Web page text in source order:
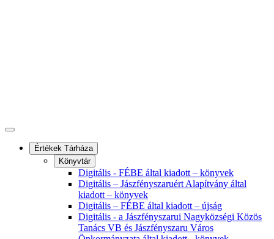
Értékek Tárháza
Könyvtár
Digitális - FÉBE által kiadott – könyvek
Digitális – Jászfényszaruért Alapítvány által
kiadott – könyvek
Digitális – FÉBE által kiadott – újság
Digitális - a Jászfényszarui Nagyközségi Közös
Tanács VB és Jászfényszaru Város